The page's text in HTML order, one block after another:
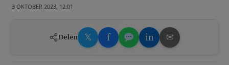
3 OKTOBER 2023, 12:01
Delen 𝕏 f in ✉